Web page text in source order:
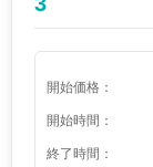
開始価格：
開始時間：
終了時間：